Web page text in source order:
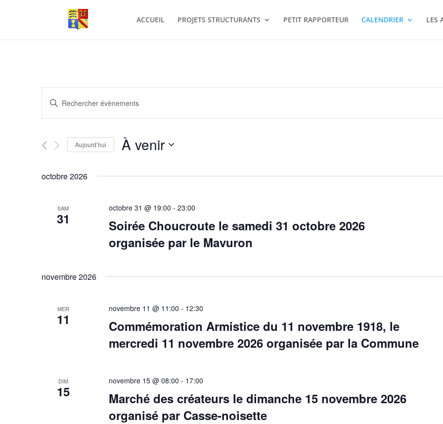
ACCUEIL PROJETS STRUCTURANTS PETIT RAPPORTEUR CALENDRIER LES
Recherche
et
navigation
vues
Évènements
Saisir
mot-
clé.
Évènements
clé.
Aujourd’hui À venir
octobre 2026
SAM
31
octobre 31 @ 19:00 - 23:00
Soirée Choucroute le samedi 31 octobre 2026
organisée par le Mavuron
novembre 2026
MER
11
novembre 11 @ 11:00 - 12:30
Commémoration Armistice du 11 novembre 1918, le
mercredi 11 novembre 2026 organisée par la Commune
DIM
15
novembre 15 @ 08:00 - 17:00
Marché des créateurs le dimanche 15 novembre 2026
organisé par Casse-noisette